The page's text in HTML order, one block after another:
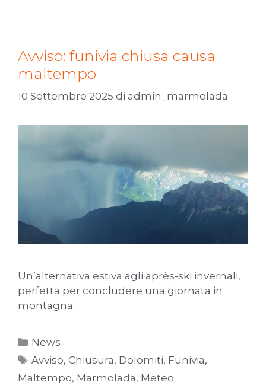
Avviso: funivia chiusa causa
maltempo
10 Settembre 2025 di admin_marmolada
Un’alternativa estiva agli après-ski invernali,
perfetta per concludere una giornata in
montagna.
News
Avviso,Chiusura, Dolomiti, Funivia,
Maltempo, Marmolada, Meteo